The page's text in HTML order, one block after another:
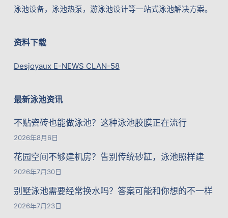
泳池设备，泳池热泵，游泳池设计等一站式泳池解决方案。
资料下载
Desjoyaux E-NEWS CLAN-58
最新泳池资讯
不贴瓷砖也能做泳池？这种泳池胶膜正在流行
2026年8月6日
花园空间不够建机房？告别传统砂缸，泳池照样建
2026年7月30日
别墅泳池需要经常换水吗？答案可能和你想的不一样
2026年7月23日